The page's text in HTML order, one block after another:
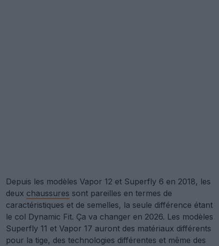
Depuis les modèles Vapor 12 et Superfly 6 en 2018, les
deux chaussures sont pareilles en termes de
caractéristiques et de semelles, la seule différence étant
le col Dynamic Fit. Ça va changer en 2026. Les modèles
Superfly 11 et Vapor 17 auront des matériaux différents
pour la tige, des technologies différentes et même des